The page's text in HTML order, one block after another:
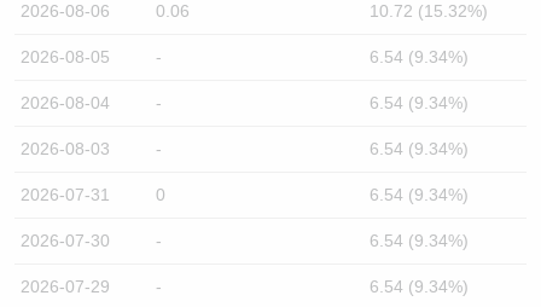
2026-08-06 0.06 10.72 (15.32%)
2026-08-05 - 6.54 (9.34%)
2026-08-04 - 6.54 (9.34%)
2026-08-03 - 6.54 (9.34%)
2026-07-31 0 6.54 (9.34%)
2026-07-30 - 6.54 (9.34%)
2026-07-29 - 6.54 (9.34%)